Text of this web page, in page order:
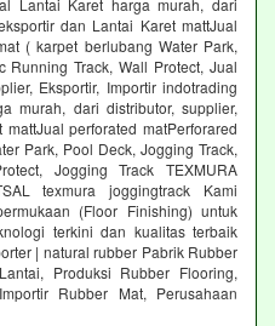
Lantai Karet harga murah, dari
dan Lantai Karet mattJual
( karpet berlubang Water Park,
Running Track, Wall Protect, Jual
Eksportir, Importir indotrading
murah, dari distributor, supplier,
perforated matPerforared
Park, Pool Deck, Jogging Track,
Jogging Track TEXMURA
texmura joggingtrack Kami
(Floor Finishing) untuk
terkini dan kualitas terbaik
| natural rubber Pabrik Rubber
Produksi Rubber Flooring,
Rubber Mat, Perusahaan